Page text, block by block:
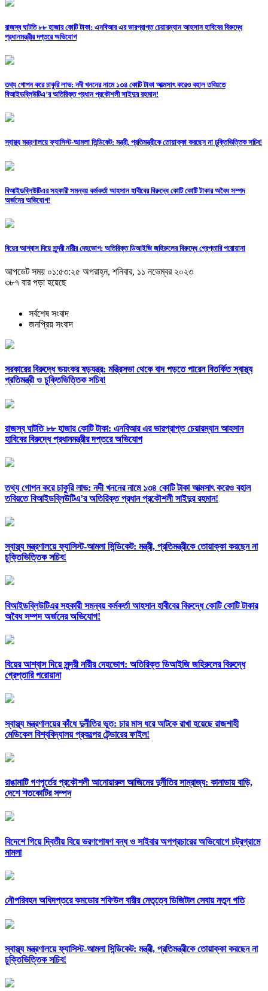
রাজস্ব ঘাটতি ৮৮ হাজার কোটি টাকা: এনবিআর এর ভারপ্রাপ্ত চেয়ারম্যান আহসান হাবিবের বিরুদ্ধে
প্রধানমন্ত্রীর দপ্তরে অভিযোগ
তথ্য গোপন করে চাকুরি লাভ: নদী খননের নামে ১৩৪ কোটি টাকা আত্মসাৎ করেও বহাল তবিয়তে
বিআইডব্লিউটিএ’র অতিরিক্ত প্রধান প্রকৌশলী সাইদুর রহমান!
স্বাস্থ্য মন্ত্রণালয়ে ফ্যাসিস্ট-আমলা সিন্ডিকেট: মন্ত্রী, প্রতিমন্ত্রীকে তোয়াক্কা করছেন না চুক্তিভিত্তিক সচিব!
বিআইডব্লিউটিএর সহকারী সমন্বয় কর্মকর্তা আহসান হাবীবের বিরুদ্ধে কোটি কোটি টাকার অবৈধ সম্পদ
অর্জনের অভিযোগ!
বিয়ের আশ্বাস দিয়ে সুন্দরী নরিীর দেহভোগ: অতিরিক্ত ডিআইজি জহিরুলের বিরুদ্ধে গ্রেপ্তারি পরোয়ানা
আপডেট সময় ০১:৫৩:২৫ অপরাহ্ন, শনিবার, ১১ নভেম্বর ২০২৩
৩৮৭ বার পড়া হয়েছে
সর্বশেষ সংবাদ
জনপ্রিয় সংবাদ
সরকারের বিরুদ্ধে ভয়ংকর ষড়যন্ত্র: মন্ত্রিসভা থেকে বাদ পড়তে পারেন বিতর্কিত স্বাস্থ্য
প্রতিমন্ত্রী ও চুক্তিভিত্তিক সচিব!
রাজস্ব ঘাটতি ৮৮ হাজার কোটি টাকা: এনবিআর এর ভারপ্রাপ্ত চেয়ারম্যান আহসান
হাবিবের বিরুদ্ধে প্রধানমন্ত্রীর দপ্তরে অভিযোগ
তথ্য গোপন করে চাকুরি লাভ: নদী খননের নামে ১৩৪ কোটি টাকা আত্মসাৎ করেও বহাল
তবিয়তে বিআইডব্লিউটিএ’র অতিরিক্ত প্রধান প্রকৌশলী সাইদুর রহমান!
স্বাস্থ্য মন্ত্রণালয়ে ফ্যাসিস্ট-আমলা সিন্ডিকেট: মন্ত্রী, প্রতিমন্ত্রীকে তোয়াক্কা করছেন না
চুক্তিভিত্তিক সচিব!
বিআইডব্লিউটিএর সহকারী সমন্বয় কর্মকর্তা আহসান হাবীবের বিরুদ্ধে কোটি কোটি টাকার
অবৈধ সম্পদ অর্জনের অভিযোগ!
বিয়ের আশ্বাস দিয়ে সুন্দরী নরিীর দেহভোগ: অতিরিক্ত ডিআইজি জহিরুলের বিরুদ্ধে
গ্রেপ্তারি পরোয়ানা
স্বাস্থ্য মন্ত্রণালয়ের কাঁধে দুর্নীতির ভুত: চার মাস ধরে আটকে রাখা হয়েছে রাজশাহী
মেডিকেল বিশ্ববিদ্যালয় প্রকল্পের টেন্ডারের ফাইল!
রাঙামাটি গণপূর্তের প্রকৌশলী আনোয়ারুল আজিমের দুর্নীতির সাম্রাজ্য: কানাডায় বাড়ি,
দেশে শতকোটির সম্পদ
বিদেশে গিয়ে দ্বিতীয় বিয়ে ভরণপোষণ বন্ধ ও সাইবার অপপ্রচারের অভিযোগে চট্রগ্রামে
মামলা
নৌপরিবহন অধিদপ্তরে কমডোর শফিউল বারীর নেতৃত্বে ডিজিটাল সেবায় নতুন গতি
স্বাস্থ্য মন্ত্রণালয়ে ফ্যাসিস্ট-আমলা সিন্ডিকেট: মন্ত্রী, প্রতিমন্ত্রীকে তোয়াক্কা করছেন না
চুক্তিভিত্তিক সচিব!